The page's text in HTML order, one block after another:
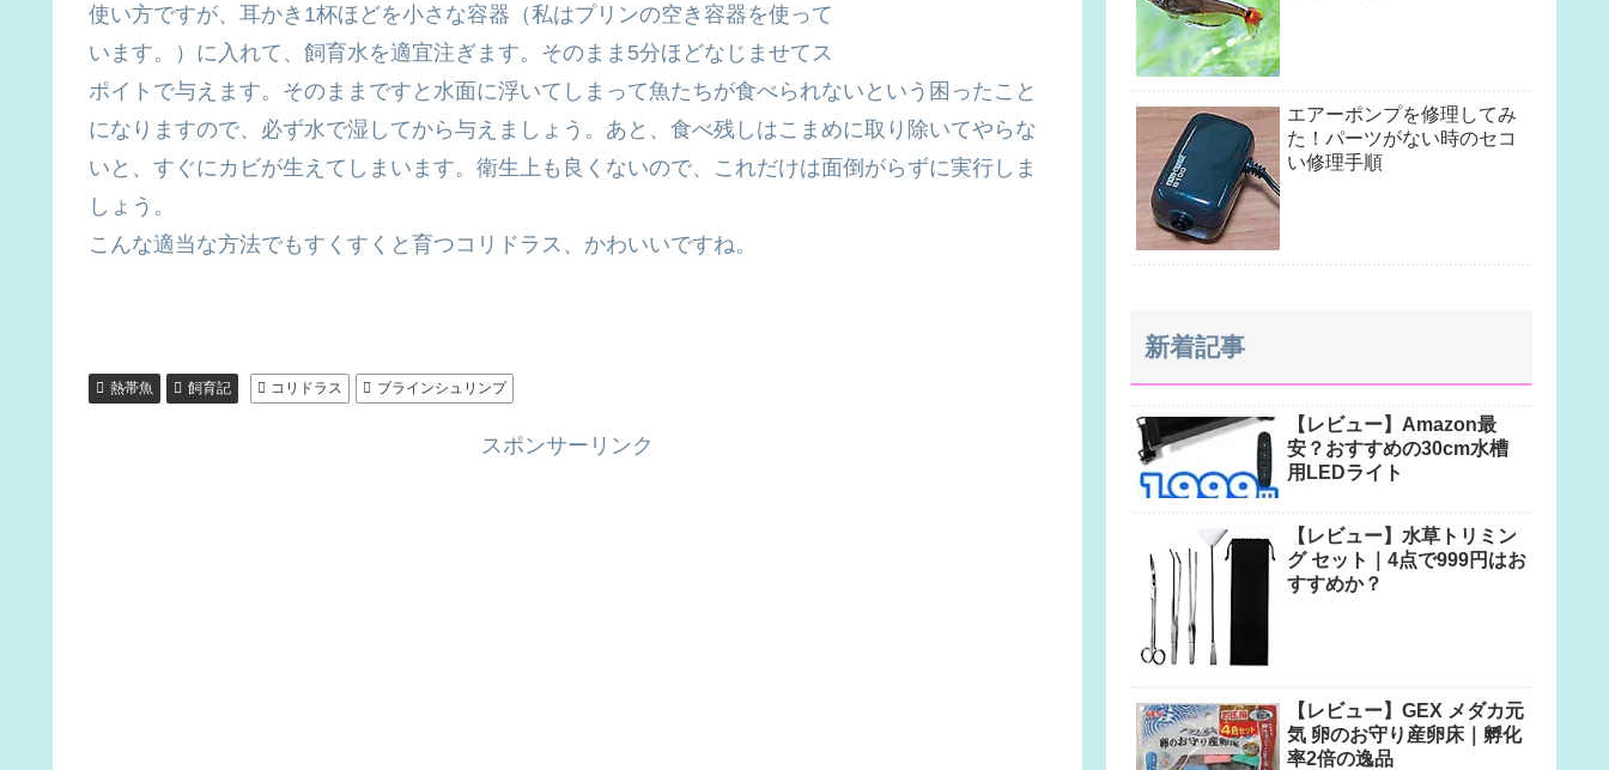
使い方ですが、耳かき1杯ほどを小さな容器（私はプリンの空き容器を使って
います。）に入れて、飼育水を適宜注ぎます。そのまま5分ほどなじませてス
ポイトで与えます。そのままですと水面に浮いてしまって魚たちが食べられないという困ったこと
になりますので、必ず水で湿してから与えましょう。あと、食べ残しはこまめに取り除いてやらな
いと、すぐにカビが生えてしまいます。衛生上も良くないので、これだけは面倒がらずに実行しま
しょう。
こんな適当な方法でもすくすくと育つコリドラス、かわいいですね。
熱帯魚 飼育記 コリドラス ブラインシュリンプ
スポンサーリンク
エアーポンプを修理してみ
た！パーツがない時のセコ
い修理手順
新着記事
【レビュー】Amazon最
安？おすすめの30cm水槽
用LEDライト
【レビュー】水草トリミン
グ セット｜4点で999円はお
すすめか？
【レビュー】GEX メダカ元
気 卵のお守り産卵床｜孵化
率2倍の逸品